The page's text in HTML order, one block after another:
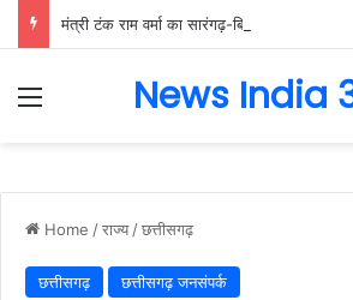
Menu News India
Home /राज्य /छत्तीसगढ़
छत्तीसगढ़ छत्तीसगढ़ जनसंपर्क